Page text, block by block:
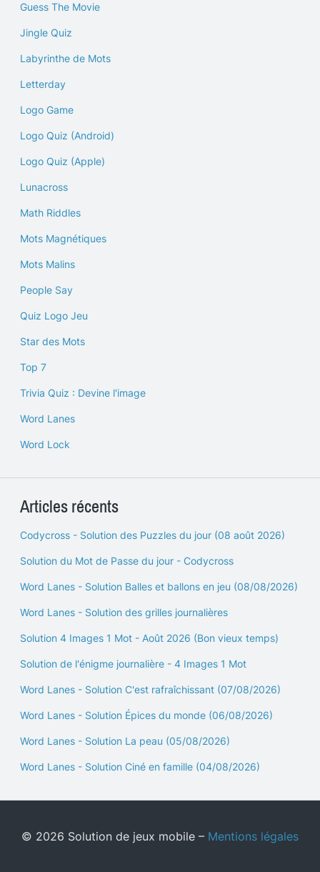
Guess The Movie
Jingle Quiz
Labyrinthe de Mots
Letterday
Logo Game
Logo Quiz (Android)
Logo Quiz (Apple)
Lunacross
Math Riddles
Mots Magnétiques
Mots Malins
People Say
Quiz Logo Jeu
Star des Mots
Top 7
Trivia Quiz : Devine l'image
Word Lanes
Word Lock
Articles récents
Codycross - Solution des Puzzles du jour (08 août 2026)
Solution du Mot de Passe du jour - Codycross
Word Lanes - Solution Balles et ballons en jeu (08/08/2026)
Word Lanes - Solution des grilles journalières
Solution 4 Images 1 Mot - Août 2026 (Bon vieux temps)
Solution de l'énigme journalière - 4 Images 1 Mot
Word Lanes - Solution C'est rafraîchissant (07/08/2026)
Word Lanes - Solution Épices du monde (06/08/2026)
Word Lanes - Solution La peau (05/08/2026)
Word Lanes - Solution Ciné en famille (04/08/2026)
© 2026 Solution de jeux mobile – Mentions légales